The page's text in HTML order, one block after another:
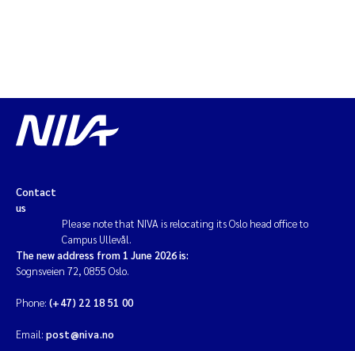
Contact
us
Please note that NIVA is relocating its Oslo head office to
Campus Ullevål.
The new address from 1 June 2026 is:
Sognsveien 72, 0855 Oslo.
Phone: (+47) 22 18 51 00
Email: post@niva.no